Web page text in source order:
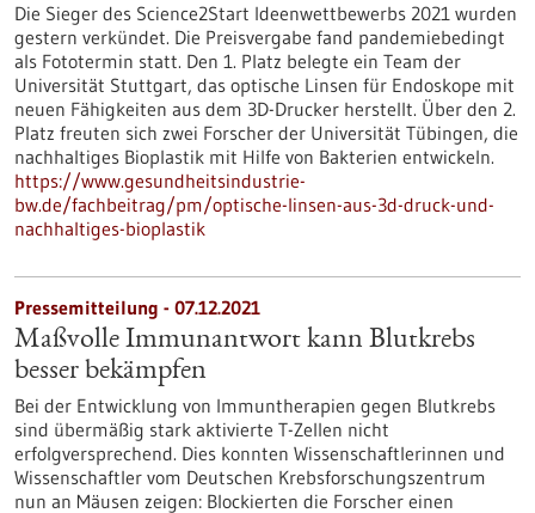
Die Sieger des Science2Start Ideenwettbewerbs 2021 wurden
gestern verkündet. Die Preisvergabe fand pandemiebedingt
als Fototermin statt. Den 1. Platz belegte ein Team der
Universität Stuttgart, das optische Linsen für Endoskope mit
neuen Fähigkeiten aus dem 3D-Drucker herstellt. Über den 2.
Platz freuten sich zwei Forscher der Universität Tübingen, die
nachhaltiges Bioplastik mit Hilfe von Bakterien entwickeln.
https://www.gesundheitsindustrie-
bw.de/fachbeitrag/pm/optische-linsen-aus-3d-druck-und-
nachhaltiges-bioplastik
Pressemitteilung - 07.12.2021
Maßvolle Immunantwort kann Blutkrebs
besser bekämpfen
Bei der Entwicklung von Immuntherapien gegen Blutkrebs
sind übermäßig stark aktivierte T-Zellen nicht
erfolgversprechend. Dies konnten Wissenschaftlerinnen und
Wissenschaftler vom Deutschen Krebsforschungszentrum
nun an Mäusen zeigen: Blockierten die Forscher einen